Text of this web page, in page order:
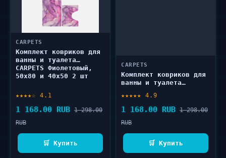
CARPETS
Комплект ковриков для
ванны и туалета
CARPETS Фиолетовый,
50х80 и 40х50 2 шт
★★★★☆ 4.1
1 168.00 RUB 1 298.00
RUB
🛒 Купить
CARPETS
Комплект ковриков для
ванны и туалета
50х80 и 40х50 2 шт
★★★★★ 4.9
1 168.00 RUB 1 298.00
RUB
🛒 Купить